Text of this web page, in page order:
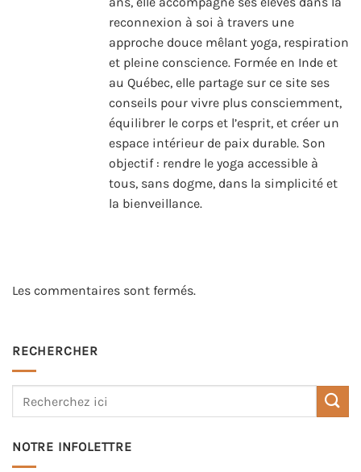
reconnexion à soi à travers une
approche douce mêlant yoga, respiration
et pleine conscience. Formée en Inde et
au Québec, elle partage sur ce site ses
conseils pour vivre plus consciemment,
équilibrer le corps et l’esprit, et créer un
espace intérieur de paix durable. Son
objectif : rendre le yoga accessible à
tous, sans dogme, dans la simplicité et
la bienveillance.
Les commentaires sont fermés.
RECHERCHER
NOTRE INFOLETTRE